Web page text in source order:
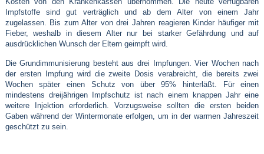
Impfstoffe sind gut verträglich und ab dem Alter von einem Jahr
zugelassen. Bis zum Alter von drei Jahren reagieren Kinder häufiger mit
Fieber, weshalb in diesem Alter nur bei starker Gefährdung und auf
ausdrücklichen Wunsch der Eltern geimpft wird.
Die Grundimmunisierung besteht aus drei Impfungen. Vier Wochen nach
der ersten Impfung wird die zweite Dosis verabreicht, die bereits zwei
Wochen später einen Schutz von über 95% hinterläßt. Für einen
mindestens dreijährigen Impfschutz ist nach einem knappen Jahr eine
weitere Injektion erforderlich. Vorzugsweise sollten die ersten beiden
Gaben während der Wintermonate erfolgen, um in der warmen Jahreszeit
geschützt zu sein.